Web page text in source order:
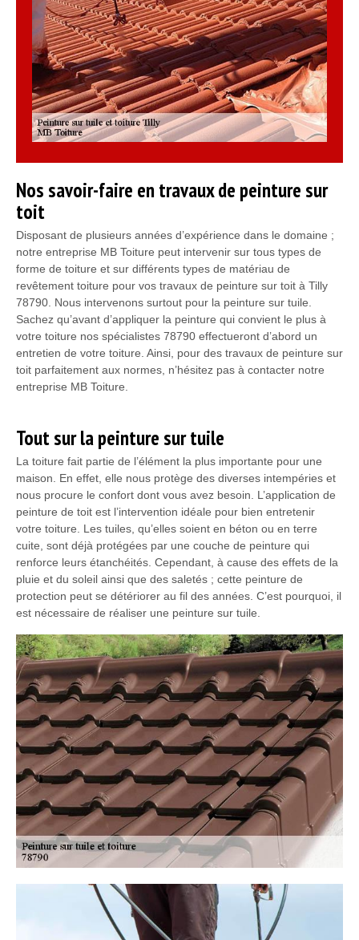
Nos savoir-faire en travaux de peinture sur
toit
Disposant de plusieurs années d’expérience dans le domaine ;
notre entreprise MB Toiture peut intervenir sur tous types de
forme de toiture et sur différents types de matériau de
revêtement toiture pour vos travaux de peinture sur toit à Tilly
78790. Nous intervenons surtout pour la peinture sur tuile.
Sachez qu’avant d’appliquer la peinture qui convient le plus à
votre toiture nos spécialistes 78790 effectueront d’abord un
entretien de votre toiture. Ainsi, pour des travaux de peinture sur
toit parfaitement aux normes, n’hésitez pas à contacter notre
entreprise MB Toiture.
Tout sur la peinture sur tuile
La toiture fait partie de l’élément la plus importante pour une
maison. En effet, elle nous protège des diverses intempéries et
nous procure le confort dont vous avez besoin. L’application de
peinture de toit est l’intervention idéale pour bien entretenir
votre toiture. Les tuiles, qu’elles soient en béton ou en terre
cuite, sont déjà protégées par une couche de peinture qui
renforce leurs étanchéités. Cependant, à cause des effets de la
pluie et du soleil ainsi que des saletés ; cette peinture de
protection peut se détériorer au fil des années. C’est pourquoi, il
est nécessaire de réaliser une peinture sur tuile.